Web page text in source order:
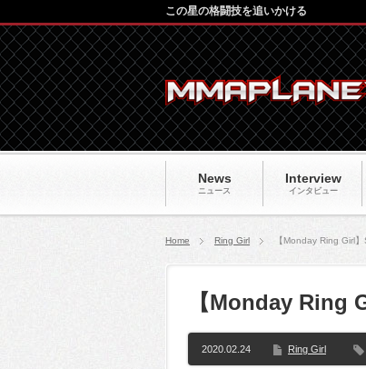
News
ニュース
Interview
インタビュー
この星の格闘技を追いかける
Home Ring Girl 【Monday Ring Girl
【Monday Ring
2020.02.24 Ring Girl